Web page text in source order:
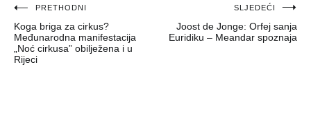
Navigacija
objava
PRETHODNI
Koga briga za cirkus?
Međunarodna manifestacija
„Noć cirkusa” obilježena i u
Rijeci
SLJEDEĆI
Joost de Jonge: Orfej sanja
Euridiku – Meandar spoznaja